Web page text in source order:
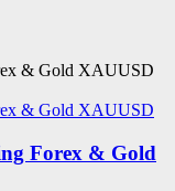
Forex & Gold